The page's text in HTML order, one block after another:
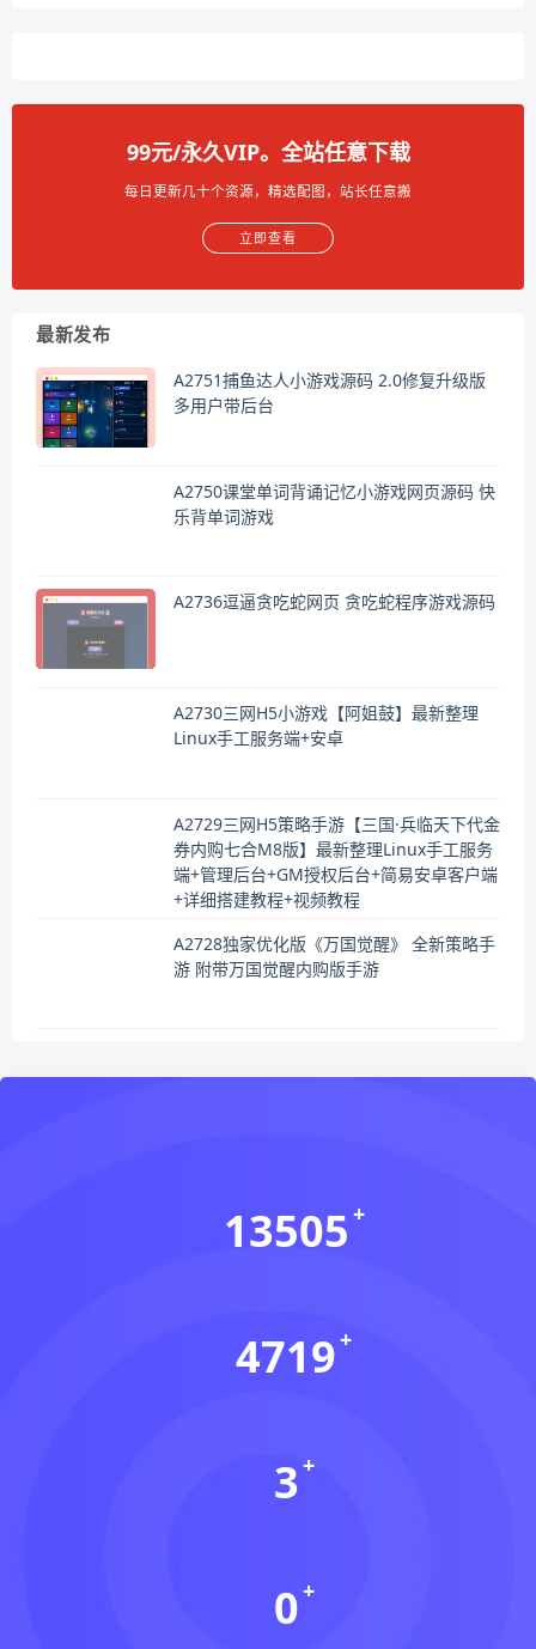
99元/永久VIP。全站任意下载
每日更新几十个资源，精选配图，站长任意搬
立即查看
最新发布
A2751捕鱼达人小游戏源码 2.0修复升级版
多用户带后台
A2750课堂单词背诵记忆小游戏网页源码 快
乐背单词游戏
A2736逗逼贪吃蛇网页 贪吃蛇程序游戏源码
A2730三网H5小游戏【阿姐鼓】最新整理
Linux手工服务端+安卓
A2729三网H5策略手游【三国·兵临天下代金
券内购七合M8版】最新整理Linux手工服务
端+管理后台+GM授权后台+简易安卓客户端
+详细搭建教程+视频教程
A2728独家优化版《万国觉醒》 全新策略手
游 附带万国觉醒内购版手游
13505
4719
3
0